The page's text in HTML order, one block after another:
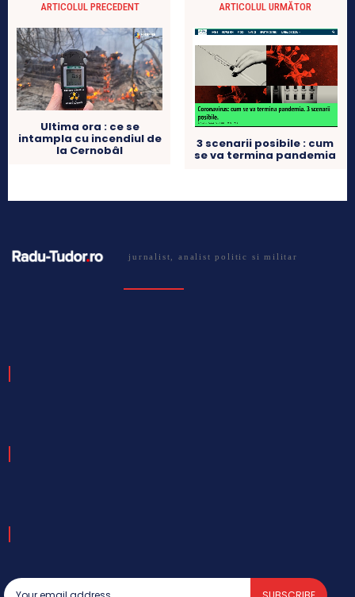
ARTICOLUL PRECEDENT
Ultima ora : ce se
intampla cu incendiul de
la Cernobâl
ARTICOLUL URMĂTOR
3 scenarii posibile : cum
se va termina pandemia
jurnalist, analist politic si militar